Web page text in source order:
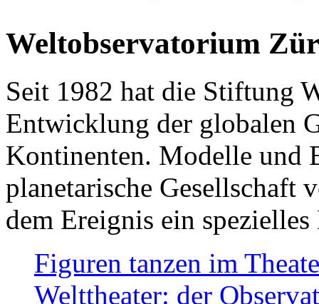
Weltobservatorium
Seit 1982 hat die Stiftung
Entwicklung der globalen
Kontinenten. Modelle und
planetarische Gesellschaft
dem Ereignis ein
Figuren tanzen im
Welttheater: der